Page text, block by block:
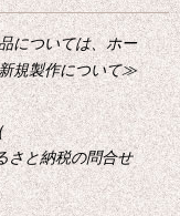
については、ホー
規製作について≫
と納税の問合せ